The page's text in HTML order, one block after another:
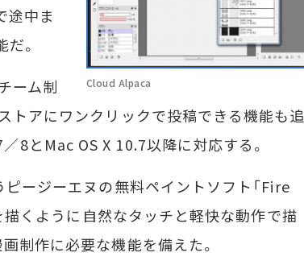
Cloud Alpaca
途中ま
。
ーム制
トアにワンクリックで投稿できる機能も追
8とMac OS X 10.7以降に対応する。
ージーエヌの無料ペイントソフト「Fire
くように自然なタッチと軽快な動作で描
制作に必要な機能を備えた。